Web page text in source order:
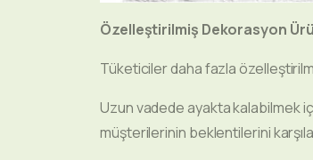
Özelleştirilmiş Dekorasyon
Tüketiciler daha fazla
Uzun vadede ayakta kalabilmek
müşterilerinin beklentilerini